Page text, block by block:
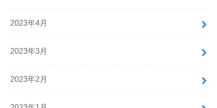
2023年4月
2023年3月
2023年2月